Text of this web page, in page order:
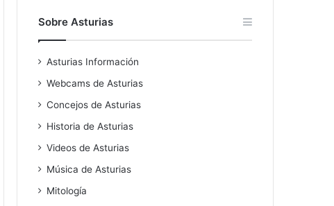
Sobre Asturias
Asturias Información
Webcams de Asturias
Concejos de Asturias
Historia de Asturias
Videos de Asturias
Música de Asturias
Mitología